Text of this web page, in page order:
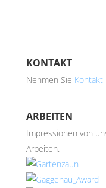
KONTAKT
Nehmen Sie Kontakt
ARBEITEN
Impressionen von
Arbeiten.